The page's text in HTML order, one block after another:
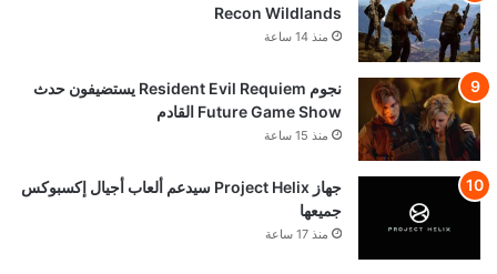
Recon Wildlands
منذ 14 ساعة
نجوم Resident Evil Requiem يستضيفون حدث
Future Game Show القادم
منذ 15 ساعة
جهاز Project Helix سيدعم ألعاب أجيال إكسبوكس
جميعها
منذ 17 ساعة